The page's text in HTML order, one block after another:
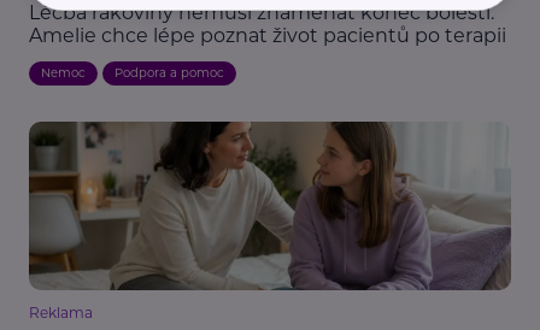
Léčba rakoviny nemusí znamenat konec bolesti.
Amelie chce lépe poznat život pacientů po terapii
Nemoc Podpora a pomoc
Reklama